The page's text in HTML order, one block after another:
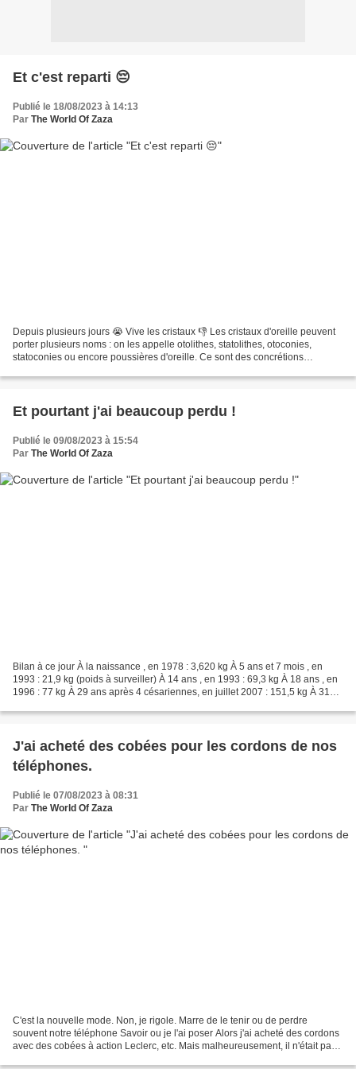
Et c'est reparti 😔
Publié le 18/08/2023 à 14:13
Par The World Of Zaza
Depuis plusieurs jours 😭 Vive les cristaux 👎 Les cristaux d'oreille peuvent
porter plusieurs noms : on les appelle otolithes, statolithes, otoconies,
statoconies ou encore poussières d'oreille. Ce sont des concrétions
Et pourtant j'ai beaucoup perdu !
Publié le 09/08/2023 à 15:54
Par The World Of Zaza
Bilan à ce jour À la naissance , en 1978 : 3,620 kg À 5 ans et 7 mois , en
1993 : 21,9 kg (poids à surveiller) À 14 ans , en 1993 : 69,3 kg À 18 ans , en
1996 : 77 kg À 29 ans après 4 césariennes, en juillet 2007 : 151,5 kg À 31
J'ai acheté des cobées pour les cordons de nos
Publié le 07/08/2023 à 08:31
Par The World Of Zaza
C'est la nouvelle mode. Non, je rigole. Marre de le tenir ou de perdre
souvent notre téléphone Savoir ou je l'ai poser Alors j'ai acheté des cordons
avec des cobées à action Leclerc, etc. Mais malheureusement, il n'était pas